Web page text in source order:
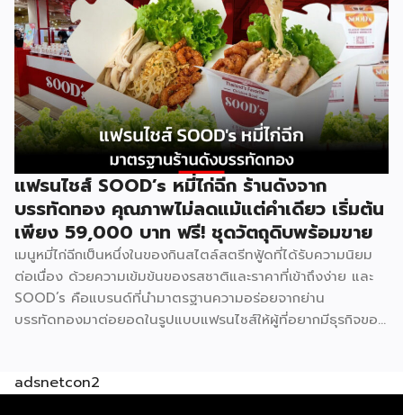
ผู้ที่อยากมีธุรกิจของตัวเองแต่ไม่มีพื้นฐานด้านการทำอาหาร รู้จัก
Good Morning Farmhouse ก่อนตัดสินใจ Good Morning
Farmhouse เป็นโครงการแฟรนไชส์ภายใต้บริษัทฟาร์มเฮ้าส์ ที่
เปิดโอกาสให้ผู้สนใจมีธุรกิจเป็นของตัวเอง ประกอบการได้ในเวลา
สั้นๆ โดยผู้ร่วมค้าจะได้รับสิทธิ์พิเศษในการซื้อส่วนผสมแซนด์วิช
สูตรเฉพาะจากฟาร์มเฮ้าส์โดยตรง พร้อมการสนับสนุนด้าน
อุปกรณ์ วัตถุดิบ และการอบรมทักษะการทำแซนด์วิชอย่างถูกวิธี
ตามหลักสุขาภิบาลและอนามัย เมนูของแบรนด์มีให้เลือกถึง 8 ไส้
ได้แก่ แซนด์วิชโฮลวีตไส้แฮมหมูหยอง ไส้แฮม ไส้ปูอัด ไส้ไข่ดาว
หมูหยองพริกเผา ไส้เทสตี้แฮม ไส้ทูน่าหมูหยอง ไส้ทูน่า และไส้
หมูหยองพริกเผา ครอบคลุมทั้งรสชาติคลาสสิกและรสชาติที่คน
ไทยคุ้นเคย ปรัชญาสำคัญที่ผู้ร่วมค้าต้องยึดถือคือ “แซนด์วิชมี
คุณภาพ ใหม่ สด สะอาด อร่อย” ภายใต้มาตรฐานของฟาร์มเฮ้าส์
ปัจจุบัน GMF ได้รับความนิยมกระจายอยู่ทั่วกรุงเทพฯ และ
ปริมณฑล […]
แฟรนไชส์ SOOD’s หมี่ไก่ฉีก ร้านดังจาก
บรรทัดทอง คุณภาพไม่ลดแม้แต่คำเดียว เริ่มต้น
เพียง 59,000 บาท ฟรี! ชุดวัตถุดิบพร้อมขาย
เมนูหมี่ไก่ฉีกเป็นหนึ่งในของกินสไตล์สตรีทฟู้ดที่ได้รับความนิยม
ต่อเนื่อง ด้วยความเข้มข้นของรสชาติและราคาที่เข้าถึงง่าย และ
SOOD’s คือแบรนด์ที่นำมาตรฐานความอร่อยจากย่าน
บรรทัดทองมาต่อยอดในรูปแบบแฟรนไชส์ให้ผู้ที่อยากมีธุรกิจของ
ทางการ เริ่มต้นเพียง 59,000 บาท ก็สามารถเปิดขายได้ทันที
adsnetcon2